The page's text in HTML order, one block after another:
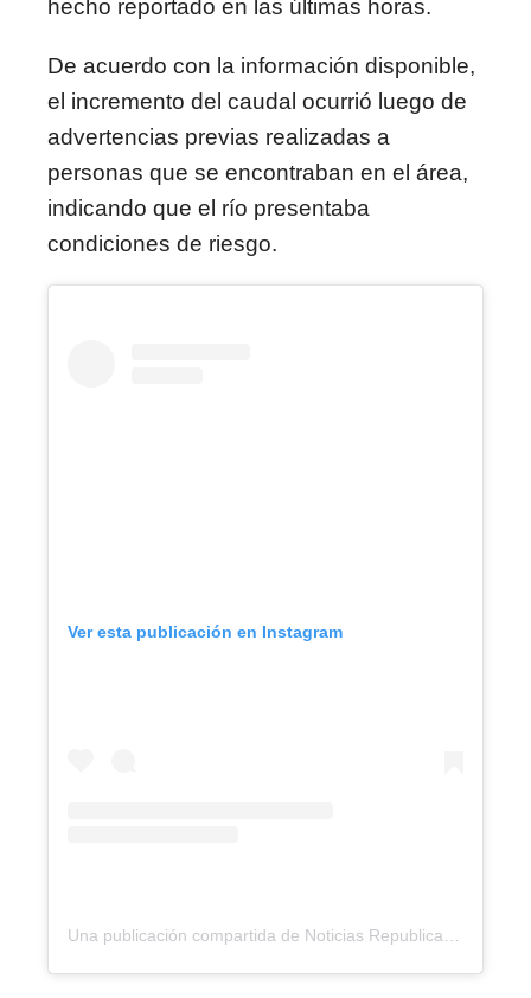
hecho reportado en las últimas horas.
De acuerdo con la información disponible,
el incremento del caudal ocurrió luego de
advertencias previas realizadas a
personas que se encontraban en el área,
indicando que el río presentaba
condiciones de riesgo.
Ver esta publicación en Instagram